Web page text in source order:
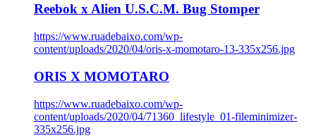
Reebok x Alien U.S.C.M. Bug Stomper
https://www.ruadebaixo.com/wp-
content/uploads/2020/04/oris-x-momotaro-13-335x256.jpg
ORIS X MOMOTARO
https://www.ruadebaixo.com/wp-
content/uploads/2020/04/71360_lifestyle_01-fileminimizer-
335x256.jpg